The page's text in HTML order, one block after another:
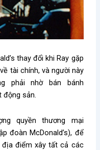
thay đổi khi Ray gặp
tài chính, và người này
phải nhờ bán bánh
động sản.
quyền thương mại
đoàn McDonald’s), để
điểm xây tất cả các